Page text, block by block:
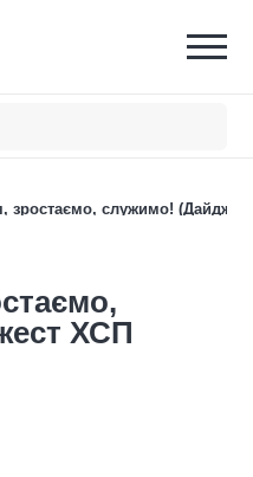
зростаємо, служимо!
ХСП